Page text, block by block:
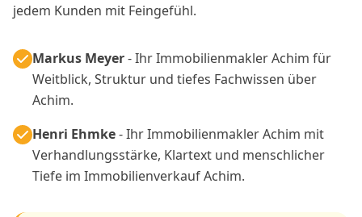
jedem Kunden mit Feingefühl.
Markus Meyer- Ihr Immobilienmakler Achim für
Weitblick, Struktur und tiefes Fachwissen über
Achim.
Henri Ehmke- Ihr Immobilienmakler Achim mit
Verhandlungsstärke, Klartext und menschlicher
Tiefe im Immobilienverkauf Achim.